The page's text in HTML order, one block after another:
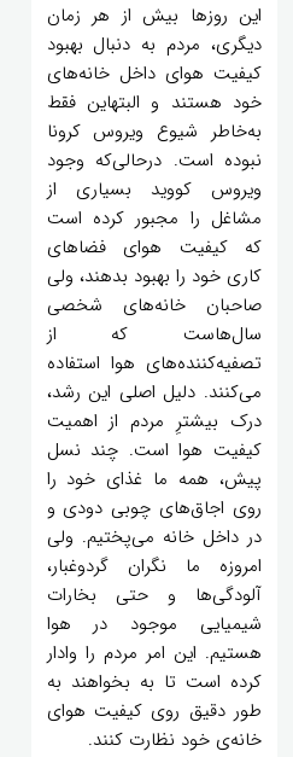
این روزها بیش از هر زمان
دیگری، مردم به دنبال بهبود
کیفیت هوای داخل خانه‌های
خود هستند و البتهاین فقط
به‌خاطر شیوع ویروس کرونا
نبوده است. درحالی‌که وجود
ویروس کووید بسیاری از
مشاغل را مجبور کرده است
که کیفیت هوای فضاهای
کاری خود را بهبود بدهند، ولی
صاحبان خانه‌های شخصی
سال‌هاست که از
تصفیه‌کننده‌های هوا استفاده
می‌کنند. دلیل اصلی این رشد،
درک بیشترِ مردم از اهمیت
کیفیت هوا است. چند نسل
پیش، همه ما غذای خود را
روی اجاق‌های چوبی دودی و
در داخل خانه می‌پختیم. ولی
امروزه ما نگران گردوغبار،
آلودگی‌ها و حتی بخارات
شیمیایی موجود در هوا
هستیم. این امر مردم را وادار
کرده است تا به بخواهند به
طور دقیق روی کیفیت هوای
خانه‌ی خود نظارت کنند.